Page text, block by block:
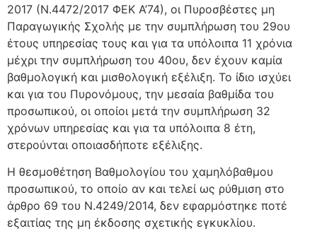
2017 (Ν.4472/2017 ΦΕΚ Α’74), οι Πυροσβέστες μη
Παραγωγικής Σχολής με την συμπλήρωση του 29ου
έτους υπηρεσίας τους και για τα υπόλοιπα 11 χρόνια
μέχρι την συμπλήρωση του 40ου, δεν έχουν καμία
βαθμολογική και μισθολογική εξέλιξη. Το ίδιο ισχύει
και για του Πυρονόμους, την μεσαία βαθμίδα του
προσωπικού, οι οποίοι μετά την συμπλήρωση 32
χρόνων υπηρεσίας και για τα υπόλοιπα 8 έτη,
στερούνται οποιασδήποτε εξέλιξης.
Η θεσμοθέτηση Βαθμολογίου του χαμηλόβαθμου
προσωπικού, το οποίο αν και τελεί ως ρύθμιση στο
άρθρο 69 του Ν.4249/2014, δεν εφαρμόστηκε ποτέ
εξαιτίας της μη έκδοσης σχετικής εγκυκλίου.